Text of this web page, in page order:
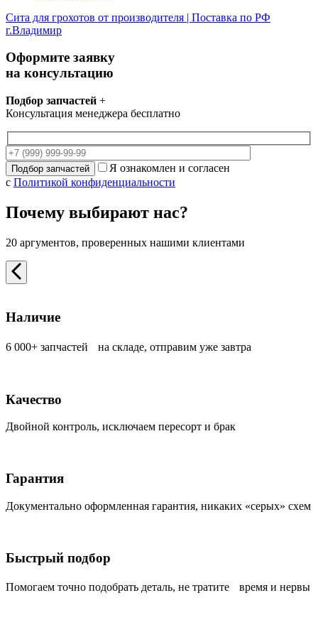
Сита для грохотов от производителя | Поставка по РФ
г.Владимир
Оформите заявку
на консультацию
Подбор запчастей +
Консультация менеджера бесплатно
Я ознакомлен и согласен
с Политикой конфиденциальности
Почему выбирают нас?
20 аргументов, проверенных нашими клиентами
Наличие
6 000+ запчастей на складе, отправим уже завтра
Качество
Двойной контроль, исключаем пересорт и брак
Гарантия
Документально оформленная гарантия, никаких «серых» схем
Быстрый подбор
Помогаем точно подобрать деталь, не тратите время и нервы